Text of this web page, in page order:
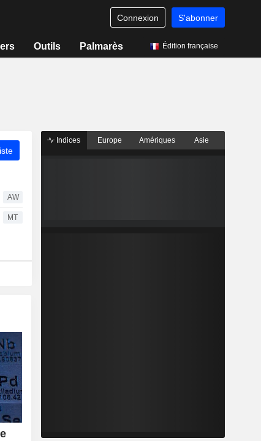
Connexion S'abonner
Outils Palmarès Édition française
AW
MT
Indices Europe Amériques Asie